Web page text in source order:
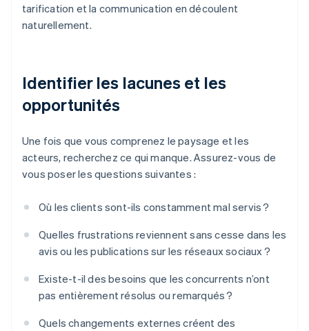
tarification et la communication en découlent
naturellement.
Identifier les lacunes et les
opportunités
Une fois que vous comprenez le paysage et les
acteurs, recherchez ce qui manque. Assurez-vous de
vous poser les questions suivantes :
Où les clients sont-ils constamment mal servis ?
Quelles frustrations reviennent sans cesse dans les
avis ou les publications sur les réseaux sociaux ?
Existe-t-il des besoins que les concurrents n’ont
pas entièrement résolus ou remarqués ?
Quels changements externes créent des